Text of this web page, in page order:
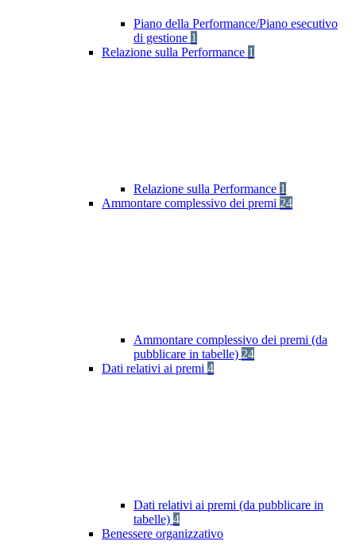
Piano della Performance/Piano esecutivo
di gestione 1
Relazione sulla Performance 1
Relazione sulla Performance 1
Ammontare complessivo dei premi 24
Ammontare complessivo dei premi (da
pubblicare in tabelle) 24
Dati relativi ai premi 4
Dati relativi ai premi (da pubblicare in
tabelle) 4
Benessere organizzativo